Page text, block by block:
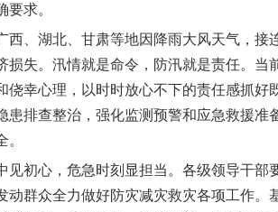
要求。
西、湖北、甘肃等地因降雨大风天气，接
损失。汛情就是命令，防汛就是责任。
侥幸心理，以时时放心不下的责任感抓
患排查整治，强化监测预警和应急救援
见初心，危急时刻显担当。各级领导干
动群众全力做好防灾减灾救灾各项工作